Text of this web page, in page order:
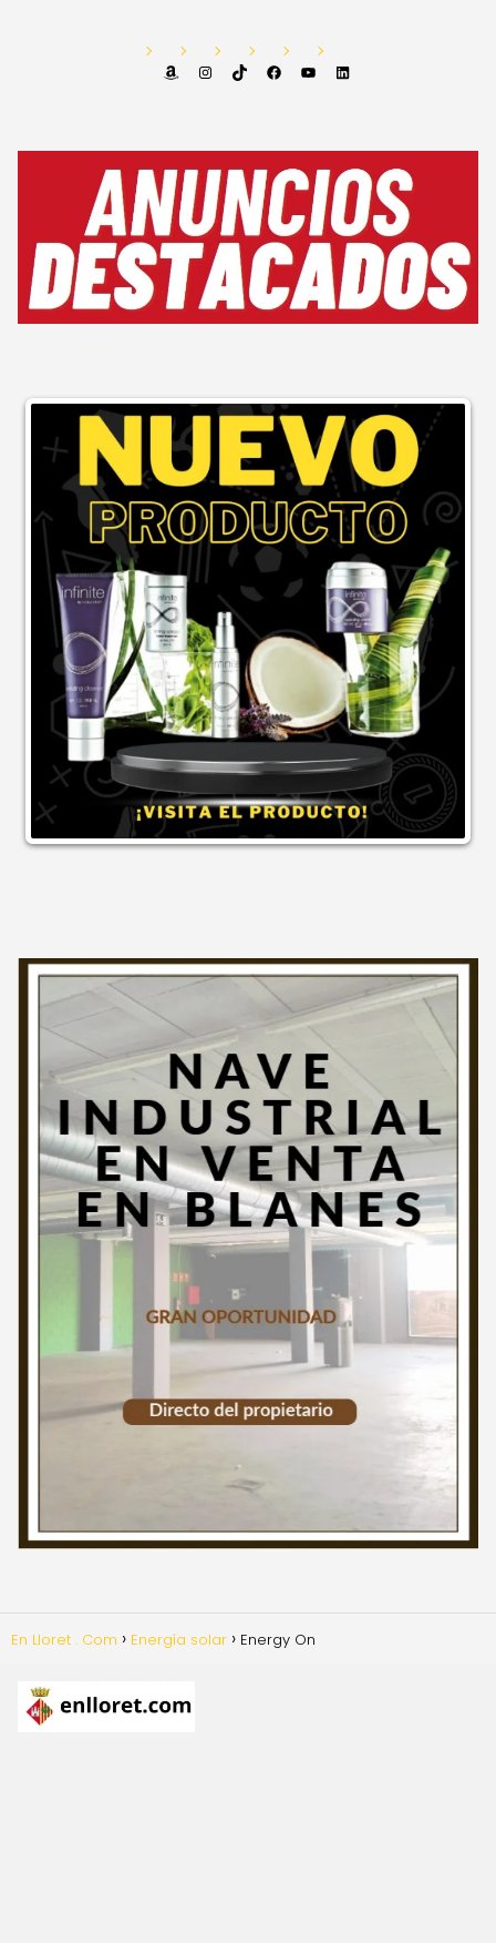
AmazonInstagram
TikTok FacebookYouTube
En Lloret . Com Energía solar Energy On